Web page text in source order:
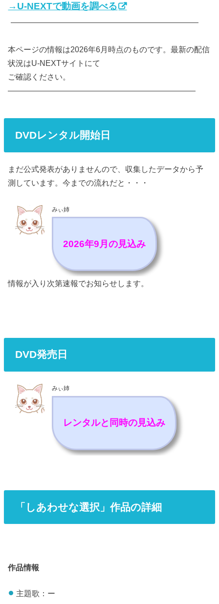
→U-NEXTで動画を調べる
————————————————————————
本ページの情報は2026年6月時点のものです。最新の配信
状況はU-NEXTサイトにて
ご確認ください。
————————————————————————
DVDレンタル開始日
まだ公式発表がありませんので、収集したデータから予
測しています。今までの流れだと・・・
みぃ姉
2026年9月の見込み
情報が入り次第速報でお知らせします。
DVD発売日
みぃ姉
レンタルと同時の見込み
「しあわせな選択」作品の詳細
作品情報
主題歌：ー